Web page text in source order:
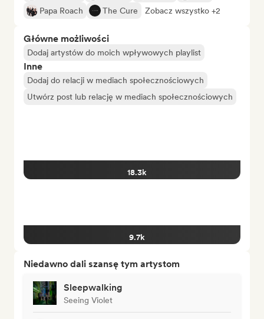
Papa Roach
The Cure Zobacz wszystko +2
Główne możliwości
Dodaj artystów do moich wpływowych playlist
Inne
Dodaj do relacji w mediach społecznościowych
Utwórz post lub relację w mediach społecznościowych
18.3k
9.7k
Niedawno dali szansę tym artystom
Sleepwalking
Seeing Violet